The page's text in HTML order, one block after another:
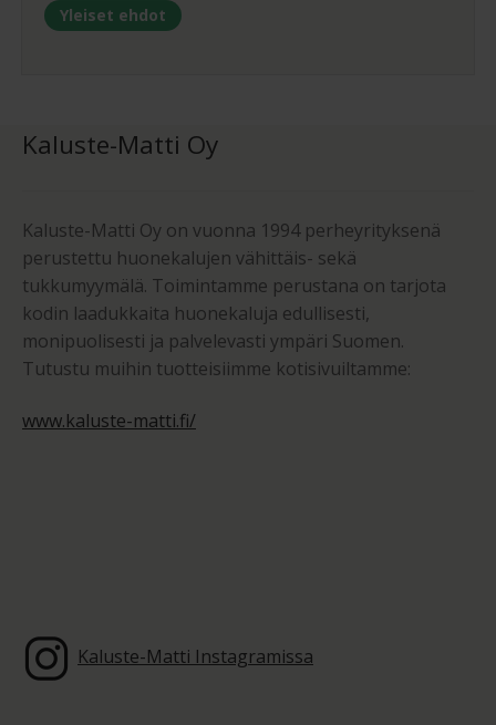
Yleiset ehdot
Kaluste-Matti Oy
Kaluste-Matti Oy on vuonna 1994 perheyrityksenä
perustettu huonekalujen vähittäis- sekä
tukkumyymälä. Toimintamme perustana on tarjota
kodin laadukkaita huonekaluja edullisesti,
monipuolisesti ja palvelevasti ympäri Suomen.
Tutustu muihin tuotteisiimme kotisivuiltamme:
www.kaluste-matti.fi/
Kaluste-Matti Instagramissa